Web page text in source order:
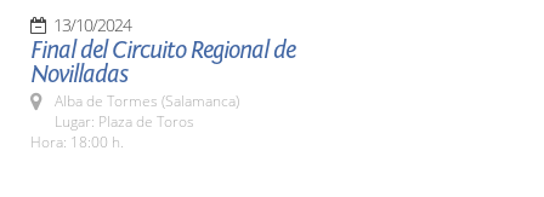
13/10/2024
Final del Circuito Regional de
Novilladas
Alba de Tormes (Salamanca)
Lugar: Plaza de Toros
Hora: 18:00 h.